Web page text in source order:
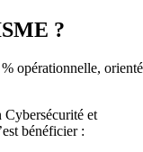
?
opérationnelle,
et
bénéficier :